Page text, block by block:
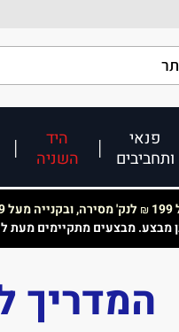
פנאי
ותחביבים
היד
השניה
₪ לנק' מסירה, ובקנייה מעל 249
מבצע. מבצעים מתקיימים
המדריך